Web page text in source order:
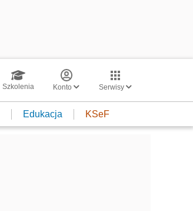
Szkolenia Konto Serwisy
Edukacja KSeF